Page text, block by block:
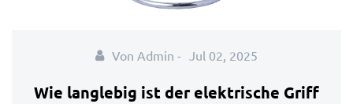
Von Admin - Jul 02, 2025
Wie langlebig ist der elektrische Griff